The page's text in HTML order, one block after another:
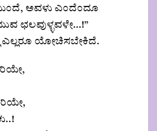
ಅವಳು ಎಂದೆಂದೂ
ಛಲವುಳ್ಳವಳೇ…!”
ಯೋಚಿಸಬೇಕಿದೆ.